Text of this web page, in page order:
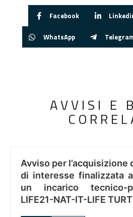
Facebook
WhatsApp
AVVISI E
Avviso per
di interesse finalizzata
un incarico tecnico-
LIFE21-NAT-IT-LIFE